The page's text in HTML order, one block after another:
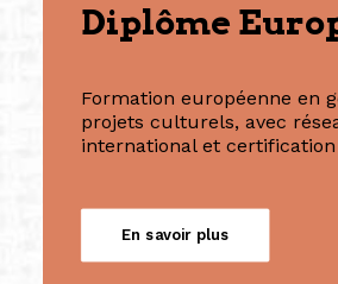
Diplôme
Formation européenne en
projets culturels, avec
international et
En savoir plus